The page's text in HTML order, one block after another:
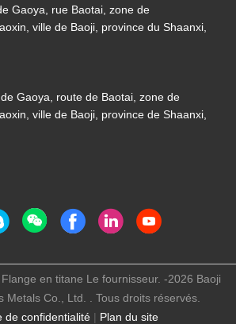
Gaoya, rue Baotai, zone de
ville de Baoji, province du Shaanxi,
Gaoya, route de Baotai, zone de
ville de Baoji, province de Shaanxi,
de confidentialité| Plan du site
en titane Le fournisseur. -2026 Baoji
Metals Co., Ltd. . Tous droits réservés.